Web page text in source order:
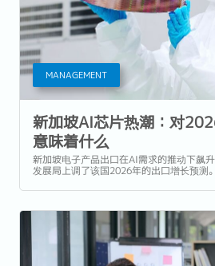
MANAGEMENT
新加坡AI芯片热潮：对
意味着什么
新加坡电子产品出口在AI需求的推动下飙
发展局上调了该国2026年的出口增长预测
行业正处于这一转变的中心。...